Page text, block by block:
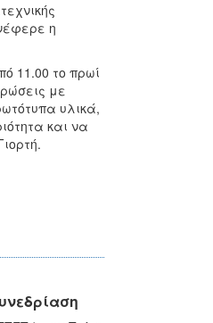
η
11.00 το πρωί
με
υλικά,
και να